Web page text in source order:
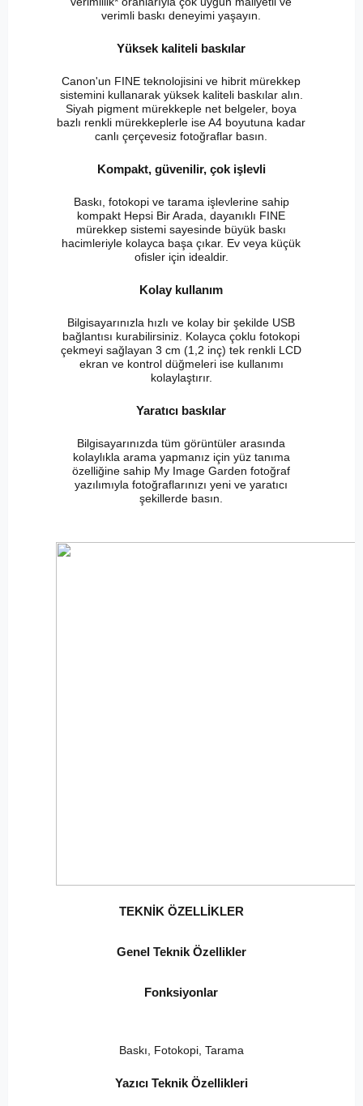
verimli baskı deneyimi yaşayın.
Yüksek kaliteli baskılar
Canon'un FINE teknolojisini ve hibrit mürekkep
sistemini kullanarak yüksek kaliteli baskılar alın.
Siyah pigment mürekkeple net belgeler, boya
bazlı renkli mürekkeplerle ise A4 boyutuna kadar
canlı çerçevesiz fotoğraflar basın.
Kompakt, güvenilir, çok işlevli
Baskı, fotokopi ve tarama işlevlerine sahip
kompakt Hepsi Bir Arada, dayanıklı FINE
mürekkep sistemi sayesinde büyük baskı
hacimleriyle kolayca başa çıkar. Ev veya küçük
ofisler için idealdir.
Kolay kullanım
Bilgisayarınızla hızlı ve kolay bir şekilde USB
bağlantısı kurabilirsiniz. Kolayca çoklu fotokopi
çekmeyi sağlayan 3 cm (1,2 inç) tek renkli LCD
ekran ve kontrol düğmeleri ise kullanımı
kolaylaştırır.
Yaratıcı baskılar
Bilgisayarınızda tüm görüntüler arasında
kolaylıkla arama yapmanız için yüz tanıma
özelliğine sahip My Image Garden fotoğraf
yazılımıyla fotoğraflarınızı yeni ve yaratıcı
şekillerde basın.
TEKNİK ÖZELLİKLER
Genel Teknik Özellikler
Fonksiyonlar
Baskı, Fotokopi, Tarama
Yazıcı Teknik Özellikleri